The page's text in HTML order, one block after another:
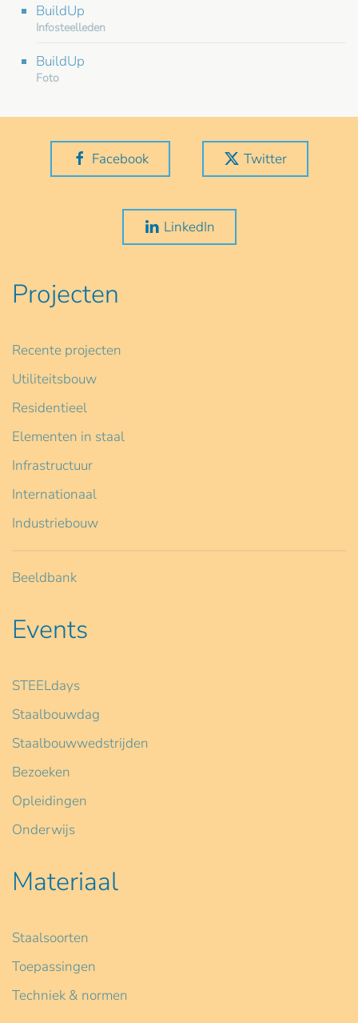
BuildUp
Infosteelleden
BuildUp
Foto
Facebook Twitter
LinkedIn
Projecten
Recente projecten
Utiliteitsbouw
Residentieel
Elementen in staal
Infrastructuur
Internationaal
Industriebouw
Beeldbank
Events
STEELdays
Staalbouwdag
Staalbouwwedstrijden
Bezoeken
Opleidingen
Onderwijs
Materiaal
Staalsoorten
Toepassingen
Techniek & normen